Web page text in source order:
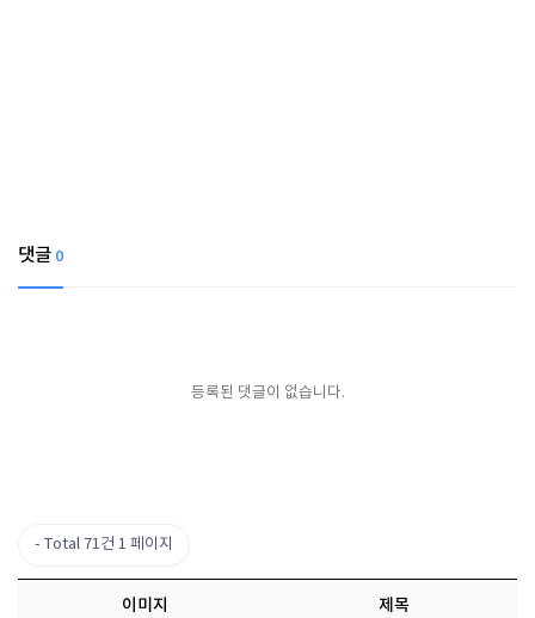
댓글 0
등록된 댓글이 없습니다.
Total 71건 1 페이지
이미지 제목